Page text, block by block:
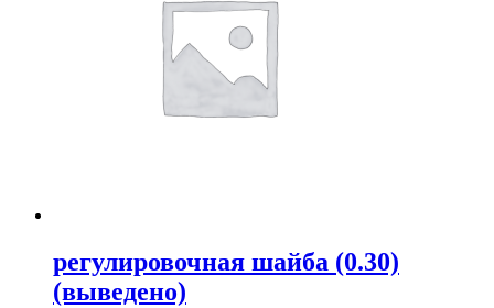
регулировочная шайба (0.30)
(выведено)